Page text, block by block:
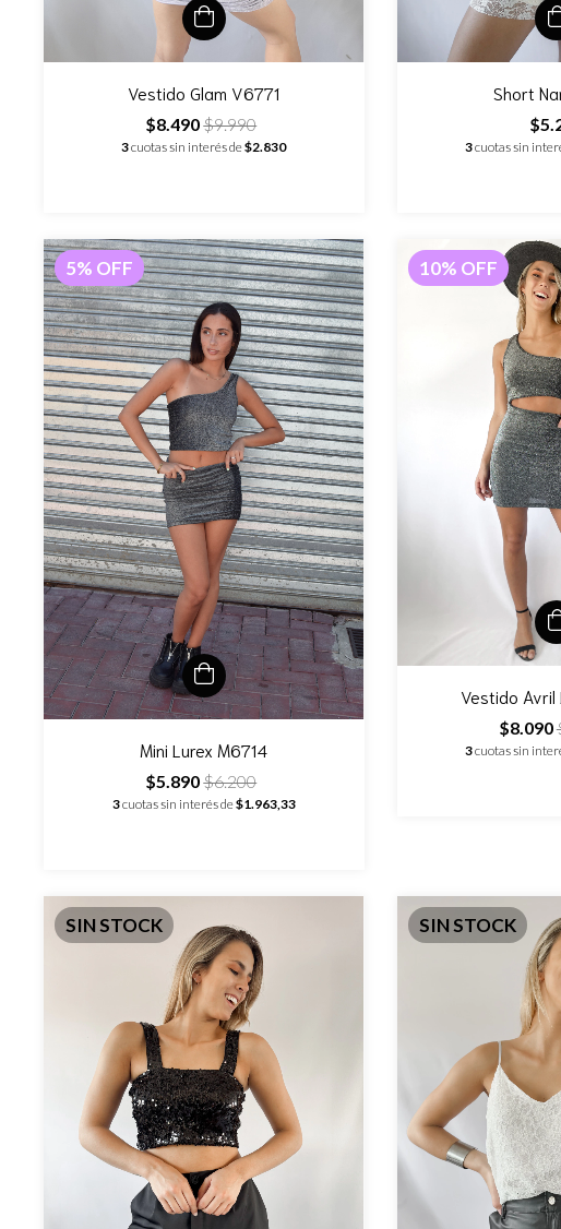
Vestido Glam V6771
$8.490$9.990
3cuotas sin interés de$2.830
Short
3cuotas sin
5% OFF
Mini Lurex M6714
$5.890$6.200
3cuotas sin interés de$1.963,33
10% OFF
Vestido Avril
$8.090
3cuotas sin
SIN STOCK SIN STOCK